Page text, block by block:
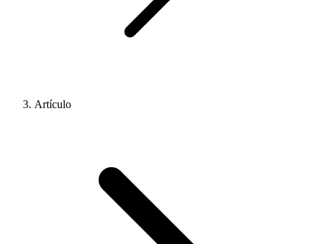
Artículo